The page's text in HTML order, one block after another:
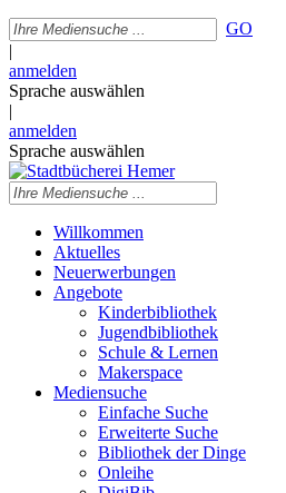
GO
|
anmelden
Sprache auswählen
|
anmelden
Sprache auswählen
Willkommen
Aktuelles
Neuerwerbungen
Angebote
Kinderbibliothek
Jugendbibliothek
Schule & Lernen
Makerspace
Mediensuche
Einfache Suche
Erweiterte Suche
Bibliothek der Dinge
Onleihe